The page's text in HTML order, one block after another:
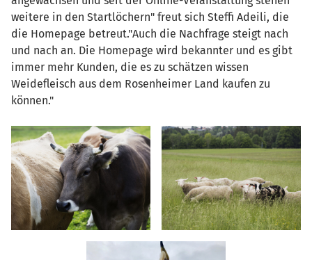
weitere in den Startlöchern" freut sich Steffi Adeili, die
die Homepage betreut."Auch die Nachfrage steigt nach
und nach an. Die Homepage wird bekannter und es gibt
immer mehr Kunden, die es zu schätzen wissen
Weidefleisch aus dem Rosenheimer Land kaufen zu
können."